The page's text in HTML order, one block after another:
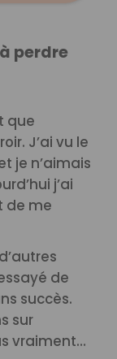
perdre
que
J’ai vu le
je n’aimais
j’ai
de me
de
succès.
sur
vraiment…